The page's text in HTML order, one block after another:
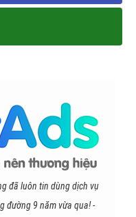
đã luôn tin dùng dịch vụ
đường 9 năm vừa qua! -